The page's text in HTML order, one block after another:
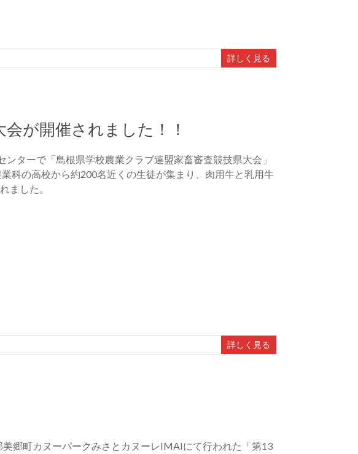
詳しく見る
が開催されました！！
ターで「島根県学校農業クラブ連盟家畜審査競技県大会」
科の高校から約200名近くの生徒が集まり、肉用牛と乳用牛
ました。
詳しく見る
郷町カヌーパークみさとカヌーレIMAIにて行われた「第13